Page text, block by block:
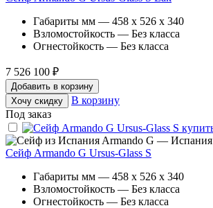
Габариты мм — 458 x 526 x 340
Взломостойкость — Без класса
Огнестойкость — Без класса
7 526 100 ₽
Добавить в корзину
Хочу скидку
В корзину
Под заказ
Armando G — Испания
Сейф Armando G Ursus-Glass S
Габариты мм — 458 x 526 x 340
Взломостойкость — Без класса
Огнестойкость — Без класса